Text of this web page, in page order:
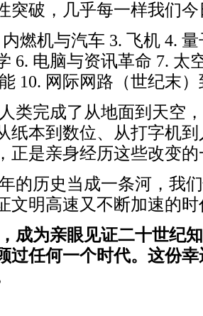
突破，几乎每一样我们
燃机与汽车 3. 飞机 4.
6. 电脑与资讯革命 7. 太
10. 网际网路（世纪末
类完成了从地面到天空
纸本到数位、从打字机
正是亲身经历这些改变
的历史当成一条河，我
文明高速又不断加速的
成为亲眼见证二十世纪
过任何一个时代。这份